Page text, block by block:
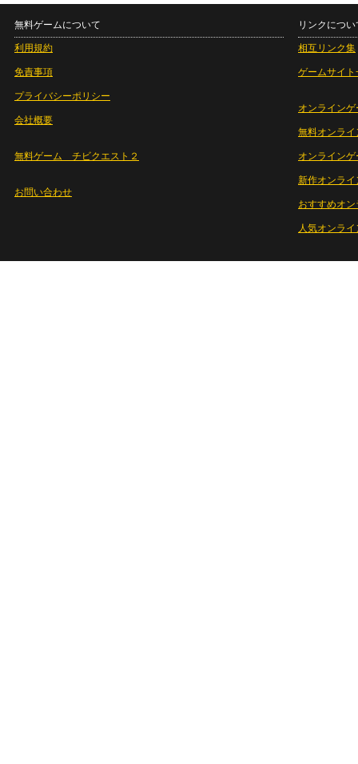
無料ゲームについて
利用規約
免責事項
プライバシーポリシー
会社概要
無料ゲーム チビクエスト２
お問い合わせ
リンクについ
相互リンク集
ゲームサイト
オンラインゲ
無料オンライ
オンライン
新作オンライ
おすすめオ
人気オンラ